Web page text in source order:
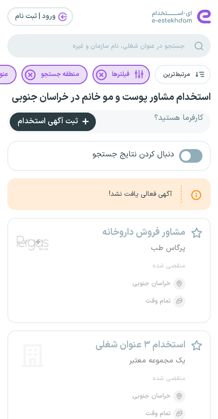
ورود | ثبت‌ نام
مرتبط‌ترین فیلترها منطقه جستجو
استخدام مشاور پوست و مو خانم در خراسان جنوبی
کارفرما هستید؟ ثبت آگهی استخدام
دنبال کردن نتایج جستجو
آگهی فعالی یافت نشد!
مشاور فروش داروخانه
پرگاس طب
منقضی شده
خراسان جنوبی
تمام وقت
استخدام ۳ عنوان شغلی
یک مجموعه معتبر
منقضی شده
خراسان جنوبی
تمام وقت